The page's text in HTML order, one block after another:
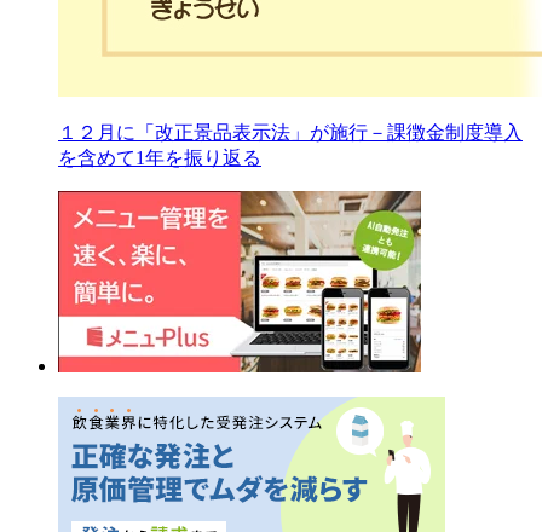
１２月に「改正景品表示法」が施行－課徴金制度導入
を含めて1年を振り返る